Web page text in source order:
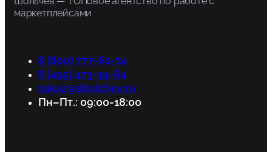
маркетплейсами
8 (800) 777-61-74
8 (495) 473-19-84
zakaz@sholchev.ru
Пн–Пт.: 09:00-18:00